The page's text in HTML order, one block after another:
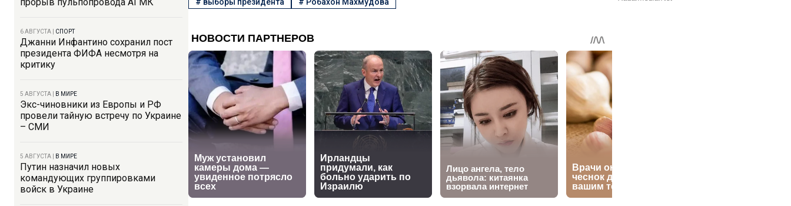
6 АВГУСТА СПОРТ
Джанни Инфантино сохранил пост
президента ФИФА несмотря на
критику
5 АВГУСТА В МИРЕ
Экс-чиновники из Европы и РФ
провели тайную встречу по Украине
– СМИ
5 АВГУСТА В МИРЕ
Путин назначил новых
командующих группировками
войск в Украине